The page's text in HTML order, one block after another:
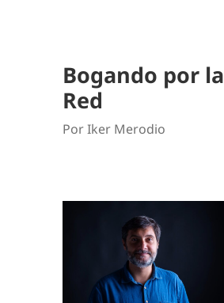
Bogando por la
Red
Por Iker Merodio